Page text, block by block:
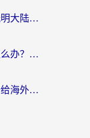
在异国他乡，寻找连接故土的光明大陆免费加速器
在海外玩坦克世界闪击战很卡怎么办？老玩家亲测有效的加速器选择指南
欧洲怎么玩新诛仙不卡顿？一份给海外游子的国服游戏畅玩指南